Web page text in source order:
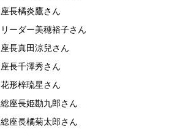
座長橘炎鷹さん
リーダー美穂裕子さん
座長真田涼兒さん
座長千澤秀さん
花形梓琉星さん
総座長姫勘九郎さん
総座長橘菊太郎さん